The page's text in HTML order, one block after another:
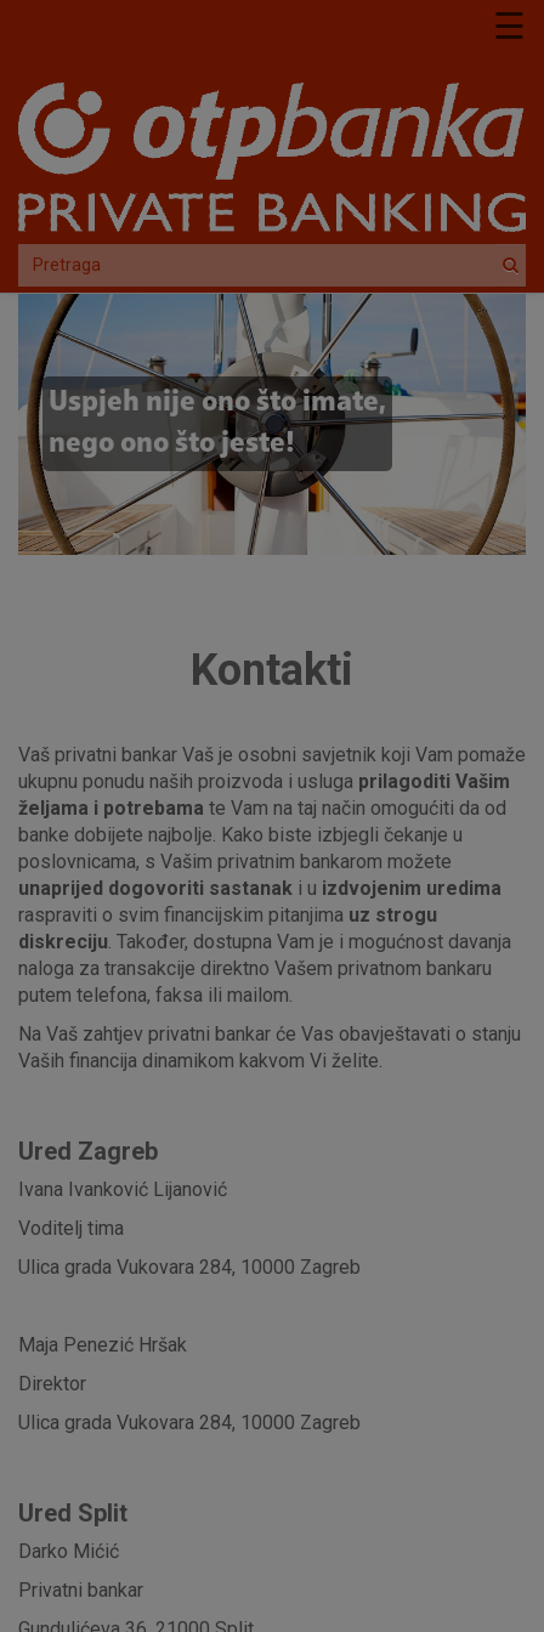
☰
Uspjeh nije ono što imate,
nego ono što jeste!
Kontakti
Vaš privatni bankar Vaš je osobni savjetnik koji Vam pomaže
ukupnu ponudu naših proizvoda i usluga prilagoditi Vašim
željama i potrebama te Vam na taj način omogućiti da od
banke dobijete najbolje. Kako biste izbjegli čekanje u
poslovnicama, s Vašim privatnim bankarom možete
unaprijed dogovoriti sastanak i u izdvojenim uredima
raspraviti o svim financijskim pitanjima uz strogu
diskreciju . Također, dostupna Vam je i mogućnost davanja
naloga za transakcije direktno Vašem privatnom bankaru
putem telefona, faksa ili mailom.
Na Vaš zahtjev privatni bankar će Vas obavještavati o stanju
Vaših financija dinamikom kakvom Vi želite.
Ured Zagreb
Ivana Ivanković Lijanović
Voditelj tima
Ulica grada Vukovara 284, 10000 Zagreb
Maja Penezić Hršak
Direktor
Ulica grada Vukovara 284, 10000 Zagreb
Ured Split
Darko Mićić
Privatni bankar